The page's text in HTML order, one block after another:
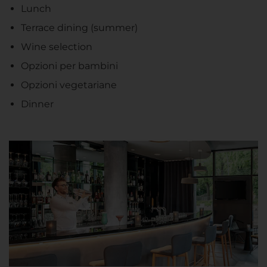
Lunch
Terrace dining (summer)
Wine selection
Opzioni per bambini
Opzioni vegetariane
Dinner